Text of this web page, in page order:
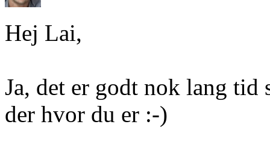
Hej Lai,
Ja, det er godt nok lang tid
der hvor du er :-)